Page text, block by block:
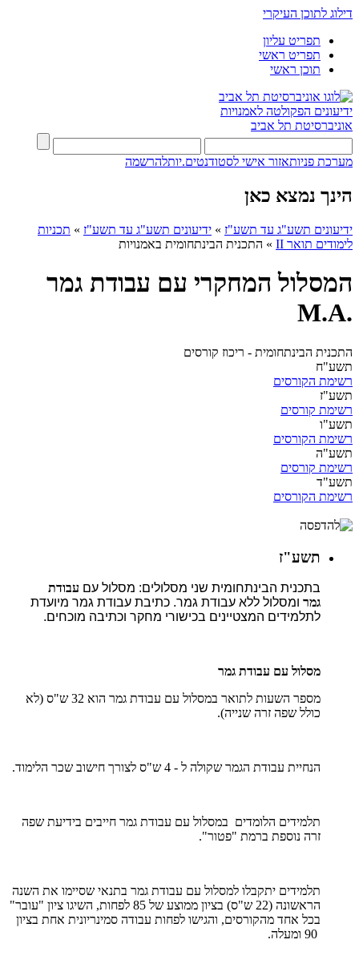
דילוג לתוכן העיקרי
תפריט עליון
תפריט ראשי
תוכן ראשי
ידיעונים הפקולטה לאמנויות
אוניברסיטת תל אביב
מערכת פניותאזור אישי לסטודנטים.יותלהרשמה
הינך נמצא כאן
ידיעונים תשע"ג עד תשע"ז » ידיעונים תשע"ג עד תשע"ז » תכניות
לימודים תואר II
» התכנית הבינתחומית באמנויות
המסלול המחקרי עם עבודת גמר
.M.A
התכנית הבינתחומית - ריכוז קורסים
תשע"ח
רשימת הקורסים
תשע"ז
רשימת קורסים
תשע"ו
רשימת הקורסים
תשע"ה
רשימת קורסים
תשע"ד
רשימת הקורסים
תשע"ז
בתכנית הבינתחומית שני מסלולים: מסלול עם עבודת
גמר ומסלול ללא עבודת גמר. כתיבת עבודת גמר מיועדת
לתלמידים המצטיינים בכישורי מחקר וכתיבה מוכחים.
מסלול עם עבודת גמר
מספר השעות לתואר במסלול עם עבודת גמר הוא 32 ש"ס (לא
כולל שפה זרה שנייה).
הנחיית עבודת הגמר שקולה ל - 4 ש"ס לצורך חישוב שכר הלימוד.
תלמידים הלומדים במסלול עם עבודת גמר חייבים בידיעת שפה
זרה נוספת ברמת "פטור".
תלמידים יתקבלו למסלול עם עבודת גמר בתנאי שסיימו את השנה
הראשונה (22 ש"ס) בציון ממוצע של 85 לפחות, השיגו ציון "עובר"
בכל אחד מהקורסים, והגישו לפחות עבודה סמינריונית אחת בציון